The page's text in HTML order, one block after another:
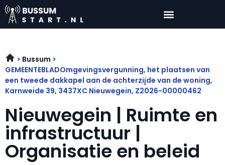
Bussum
GEMEENTEBLADOmgevingsvergunning, het plaatsen van
een tweede dakkapel aan de achterzijde van de woning,
Karnweide 39, 3437XC Nieuwegein, Z2026-00000462
Nieuwegein | Ruimte en
infrastructuur |
Organisatie en beleid